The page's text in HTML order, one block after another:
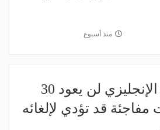
منذ أسبوع
تقارير: الدوري الإنجليزي لن يعود 30
مفاجئة قد تؤدي لإلغائه